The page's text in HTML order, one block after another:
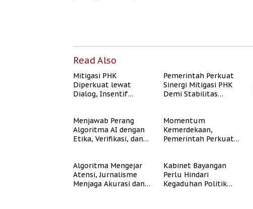
Read Also
Mitigasi PHK
Diperkuat lewat
Dialog, Insentif
Kerja
Pemerintah Perkuat
Sinergi Mitigasi PHK
Demi Stabilitas
Menjawab Perang
Algoritma AI dengan
Etika, Verifikasi, dan
Momentum
Kemerdekaan,
Pemerintah Perkuat
Masyarakat
Berpenghasilan
Rendah
Algoritma Mengejar
Atensi, Jurnalisme
Menjaga Akurasi dan
Kabinet Bayangan
Perlu Hindari
Kegaduhan Politik